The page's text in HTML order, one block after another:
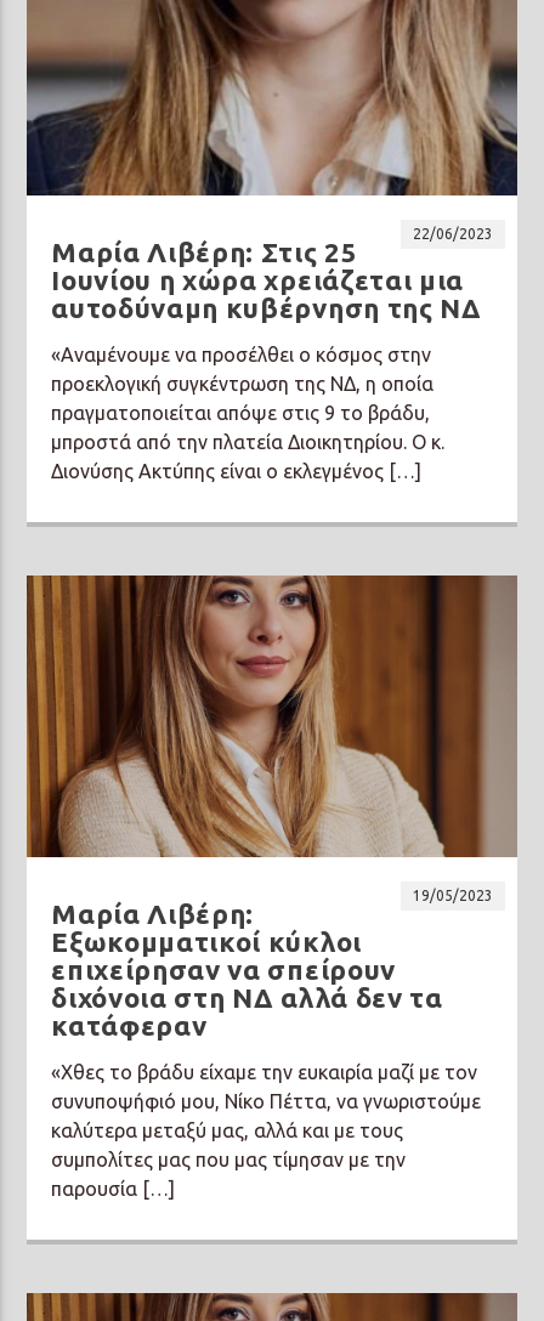
22/06/2023
Μαρία Λιβέρη: Στις 25
Ιουνίου η χώρα χρειάζεται μια
αυτοδύναμη κυβέρνηση της ΝΔ
«Αναμένουμε να προσέλθει ο κόσμος στην
προεκλογική συγκέντρωση της ΝΔ, η οποία
πραγματοποιείται απόψε στις 9 το βράδυ,
μπροστά από την πλατεία Διοικητηρίου. Ο κ.
Διονύσης Ακτύπης είναι ο εκλεγμένος […]
19/05/2023
Μαρία Λιβέρη:
Εξωκομματικοί κύκλοι
επιχείρησαν να σπείρουν
διχόνοια στη ΝΔ αλλά δεν τα
κατάφεραν
«Χθες το βράδυ είχαμε την ευκαιρία μαζί με τον
συνυποψήφιό μου, Νίκο Πέττα, να γνωριστούμε
καλύτερα μεταξύ μας, αλλά και με τους
συμπολίτες μας που μας τίμησαν με την
παρουσία […]